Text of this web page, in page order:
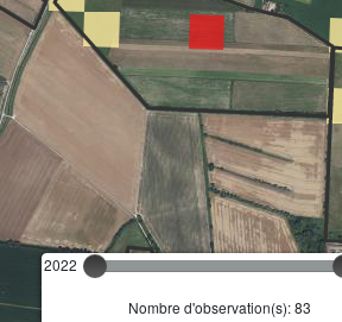
2022
Nombre d'observation(s): 83